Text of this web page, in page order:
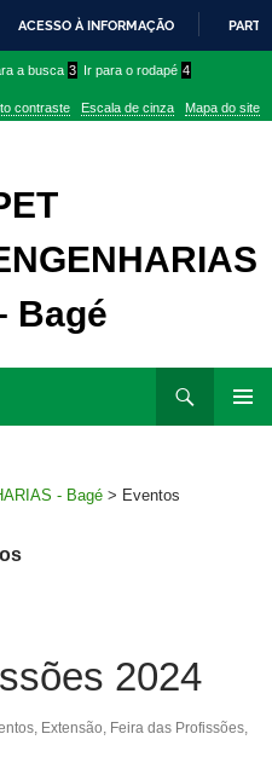
PARA
CONTEÚDO
ACESSO À INFORMAÇÃO
a busca 3 Ir para o rodapé 4
contraste Escala de cinza Mapa do site
Bagé
- Bagé > Eventos
2024
Extensão Feira das Profissões